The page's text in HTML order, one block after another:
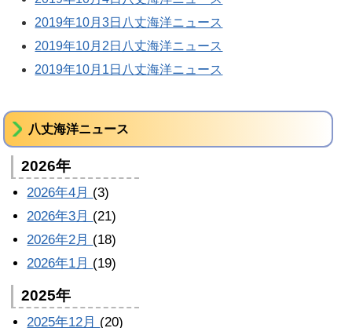
2019年10月3日八丈海洋ニュース
2019年10月2日八丈海洋ニュース
2019年10月1日八丈海洋ニュース
八丈海洋ニュース
2026年
2026年4月 (3)
2026年3月 (21)
2026年2月 (18)
2026年1月 (19)
2025年
2025年12月 (20)